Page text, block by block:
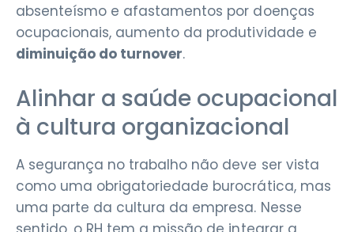
absenteísmo e afastamentos por doenças
ocupacionais, aumento da produtividade e
diminuição do turnover.
Alinhar a saúde ocupacional
à cultura organizacional
A segurança no trabalho não deve ser vista
como uma obrigatoriedade burocrática, mas
uma parte da cultura da empresa. Nesse